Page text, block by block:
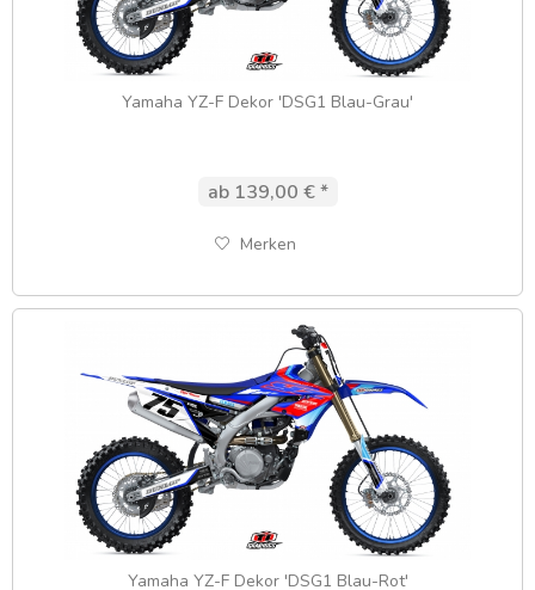
Yamaha YZ-F Dekor 'DSG1 Blau-Grau'
ab 139,00 € *
Merken
Yamaha YZ-F Dekor 'DSG1 Blau-Rot'